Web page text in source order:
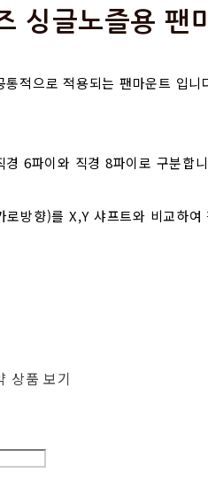
싱글노즐용 팬
적으로 적용되는 팬마운트 입
경 6파이와 직경 8파이로 구분합
로방향)를 X,Y 샤프트와 비교하
상품 보기